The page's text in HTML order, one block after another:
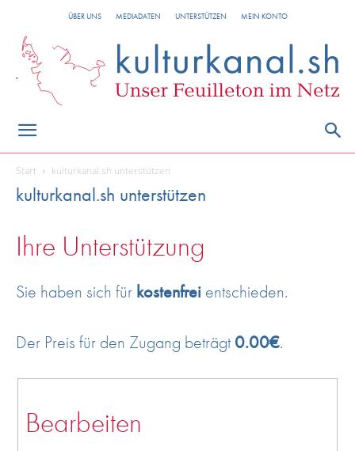
ÜBER UNS MEDIADATEN UNTERSTÜTZEN MEIN KONTO
Start kulturkanal.sh unterstützen
kulturkanal.sh unterstützen
Ihre Unterstützung
Sie haben sich für kostenfrei entschieden.
Der Preis für den Zugang beträgt 0.00€.
Bearbeiten